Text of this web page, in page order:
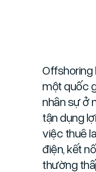
Offshoring
một quốc
nhân sự ở
tận dụng
việc thuê
điện, kết
thường